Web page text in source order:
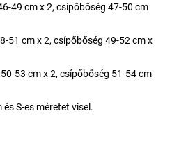
49 cm x 2, csípőbőség 47-50 cm
51 cm x 2, csípőbőség 49-52 cm x
53 cm x 2, csípőbőség 51-54 cm
S-es méretet visel.